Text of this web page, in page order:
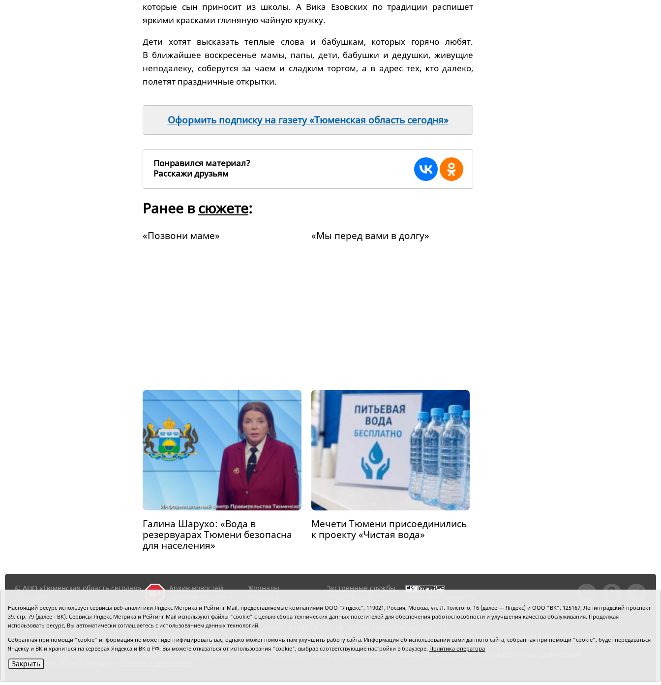
которые сын приносит из школы. А Вика Езовских по традиции распишет
яркими красками глиняную чайную кружку.
Дети хотят высказать теплые слова и бабушкам, которых горячо любят.
В ближайшее воскресенье мамы, папы, дети, бабушки и дедушки, живущие
неподалеку, соберутся за чаем и сладким тортом, а в адрес тех, кто далеко,
полетят праздничные открытки.
Оформить подписку на газету «Тюменская область сегодня»
Понравился материал?
Расскажи друзьям
Ранее всюжете:
«Позвони маме» «Мы перед вами в долгу»
Галина Шарухо: «Вода в
резервуарах Тюмени безопасна
для населения»
Мечети Тюмени присоединились
к проекту «Чистая вода»
© АНО «Тюменская область сегодня»,
Архив новостей
районов ТО
Журналы
RSS поток
Экстренные службы
Сведения об
организации
выделите мышкой текст и
нажмитеCtrl+Enter
Главный редактор Рябков А.В. Редакция: 625002, Тюмень, Осипенко, 81,
Адрес для писем: 625000, Россия, Тюмень, Почтамт, а/я 371. Для пресс-релизов: tumentoday@obl72.ru. Отдел писем: тел. (3452) 39-90-59. Отдел рекламы: тел. (3452) 39-90-51.
Регистрация СМИ: Сетевое издание «Интернет-газета «Тюменская область сегодня», свидетельство о регистрации СМИ Эл № ФС77-64918 от 24.02.2016 выдано Федеральной
службой по надзору в сфере связи, информационных технологий и массовых коммуникаций (Роскомнадзор). Учредитель: Автономная некоммерческая организация
«Тюменская область сегодня».
Настоящий ресурс использует сервисы веб-аналитики Яндекс Метрика и Рейтинг Mail, предоставляемые компаниями ООО "Яндекс", 119021, Россия, Москва, ул. Л. Толстого, 16 (далее — Яндекс) и ООО "ВК", 125167, Ленинградский проспект
39, стр. 79 (далее - ВК). Сервисы Яндекс Метрика и Рейтинг Mail используют файлы "cookie" с целью сбора технических данных посетителей для обеспечения работоспособности и улучшения качества обслуживания. Продолжая
использовать ресурс, Вы автоматически соглашаетесь с использованием данных технологий.
Собранная при помощи "cookie" информация не может идентифицировать вас, однако может помочь нам улучшить работу сайта. Информация об использовании вами данного сайта, собранная при помощи "cookie", будет передаваться
Яндексу и ВК и храниться на серверах Яндекса и ВК в РФ. Вы можете отказаться от использования "cookie", выбрав соответствующие настройки в браузере. Политика оператора
Закрыть